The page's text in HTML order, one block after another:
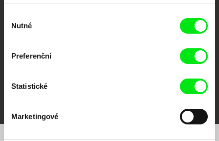
souhlasu
Nutné
Preferenční
Statistické
Marketingové
Against Gravity
FIDMarseille